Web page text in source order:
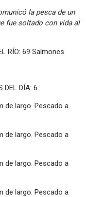
la pesca de un
fue soltado con vida al
Salmones.
DÍA: 6
de largo. Pescado a
de largo. Pescado a
de largo. Pescado a
de largo. Pescado a